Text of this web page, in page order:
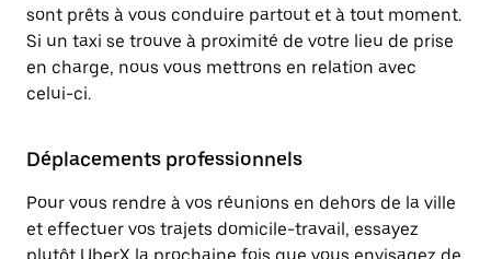
sont prêts à vous conduire partout et à tout moment.
Si un taxi se trouve à proximité de votre lieu de prise
en charge, nous vous mettrons en relation avec
celui-ci.
Déplacements professionnels
Pour vous rendre à vos réunions en dehors de la ville
et effectuer vos trajets domicile-travail, essayez